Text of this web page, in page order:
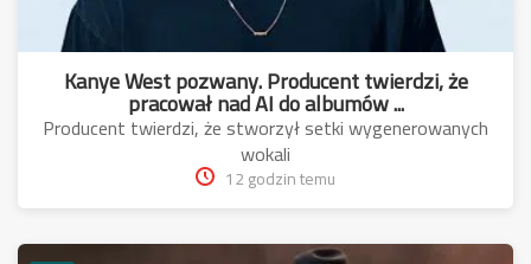
Kanye West pozwany. Producent twierdzi, że
pracował nad AI do albumów ...
Producent twierdzi, że stworzył setki wygenerowanych
wokali
12 godzin temu